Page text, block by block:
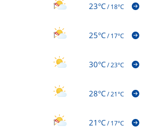
23°C/18°C
25°C/17°C
30°C/23°C
28°C/21°C
21°C/17°C